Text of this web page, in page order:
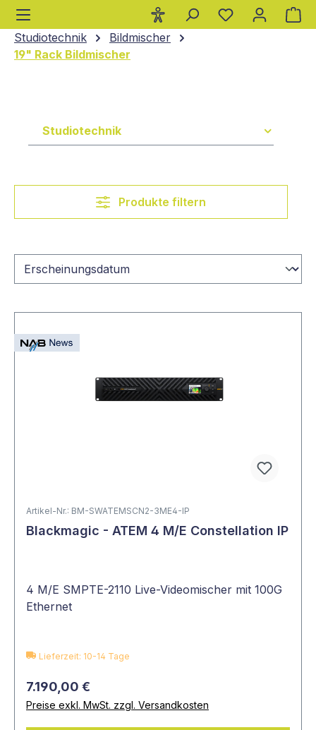
springen
Studiotechnik
Bildmischer
19" Rack Bildmischer
Studiotechnik
Produkte filtern
Artikel-Nr.: BM-SWATEMSCN2-3ME4-IP
Blackmagic - ATEM 4 M/E Constellation IP
4 M/E SMPTE-2110 Live-Videomischer mit 100G
Ethernet
Lieferzeit: 10-14 Tage
7.190,00 €
Preise exkl. MwSt. zzgl. Versandkosten